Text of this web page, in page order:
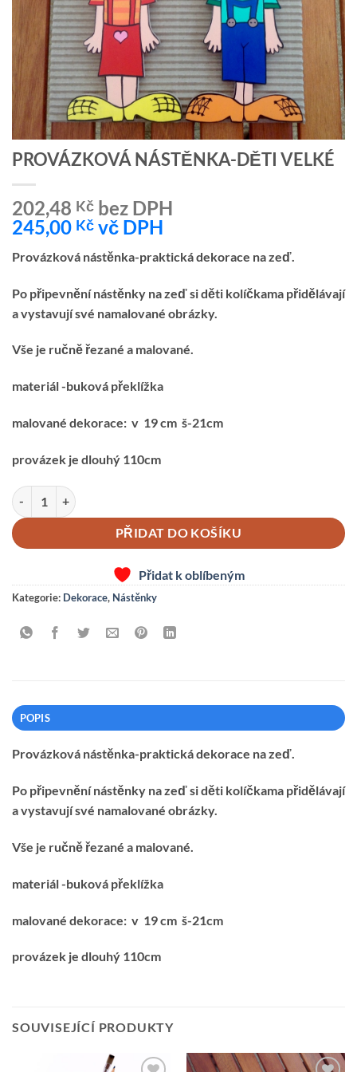
PROVÁZKOVÁ NÁSTĚNKA-DĚTI VELKÉ
202,48 Kč bez DPH
245,00 Kč vč DPH
Provázková nástěnka-praktická dekorace na zeď.
Po připevnění nástěnky na zeď si děti kolíčkama přidělávají
a vystavují své namalované obrázky.
Vše je ručně řezané a malované.
materiál -buková překlížka
malované dekorace: v 19 cm š-21cm
provázek je dlouhý 110cm
PROVÁZKOVÁ NÁSTĚNKA-DĚTI VELKÉ množství
PŘIDAT DO KOŠÍKU
Přidat k oblíbeným
Kategorie: Dekorace, Nástěnky
POPIS
Provázková nástěnka-praktická dekorace na zeď.
Po připevnění nástěnky na zeď si děti kolíčkama přidělávají
a vystavují své namalované obrázky.
Vše je ručně řezané a malované.
materiál -buková překlížka
malované dekorace: v 19 cm š-21cm
provázek je dlouhý 110cm
SOUVISEJÍCÍ PRODUKTY